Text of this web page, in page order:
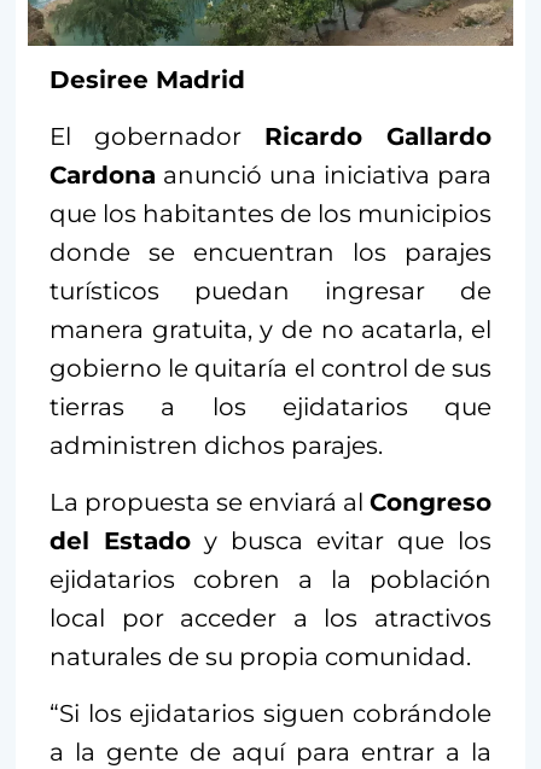
Desiree Madrid
El gobernador Ricardo Gallardo
Cardona anunció una iniciativa para
que los habitantes de los municipios
donde se encuentran los parajes
turísticos puedan ingresar de
manera gratuita, y de no acatarla, el
gobierno le quitaría el control de sus
tierras a los ejidatarios que
administren dichos parajes.
La propuesta se enviará al Congreso
del Estado y busca evitar que los
ejidatarios cobren a la población
local por acceder a los atractivos
naturales de su propia comunidad.
“Si los ejidatarios siguen cobrándole
a la gente de aquí para entrar a la